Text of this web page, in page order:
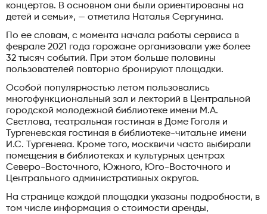
концертов. В основном они были ориентированы на
детей и семьи», — отметила Наталья Сергунина.
По ее словам, с момента начала работы сервиса в
феврале 2021 года горожане организовали уже более
32 тысяч событий. При этом больше половины
пользователей повторно бронируют площадки.
Особой популярностью летом пользовались
многофункциональный зал и лекторий в Центральной
городской молодежной библиотеке имени М.А.
Светлова, театральная гостиная в Доме Гоголя и
Тургеневская гостиная в библиотеке-читальне имени
И.С. Тургенева. Кроме того, москвичи часто выбирали
помещения в библиотеках и культурных центрах
Северо-Восточного, Южного, Юго-Восточного и
Центрального административных округов.
На странице каждой площадки указаны подробности, в
том числе информация о стоимости аренды,